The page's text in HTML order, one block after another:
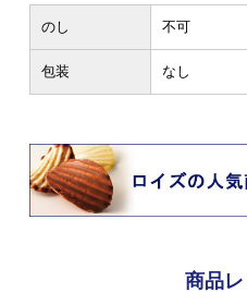
のし 不可
包装 なし
商品